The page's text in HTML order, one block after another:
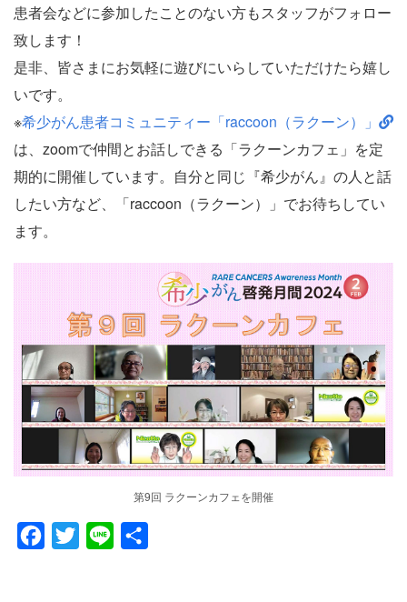
患者会などに参加したことのない方もスタッフがフォロー
致します！
是非、皆さまにお気軽に遊びにいらしていただけたら嬉し
いです。
※希少がん患者コミュニティー「raccoon（ラクーン）」
は、zoomで仲間とお話しできる「ラクーンカフェ」を定
期的に開催しています。自分と同じ『希少がん』の人と話
したい方など、「raccoon（ラクーン）」でお待ちしてい
ます。
第9回 ラクーンカフェを開催
Facebook
Twitter Line